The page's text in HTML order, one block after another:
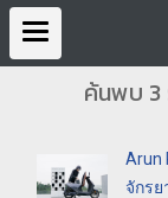
ค้นพบ 3
Arun
จักร